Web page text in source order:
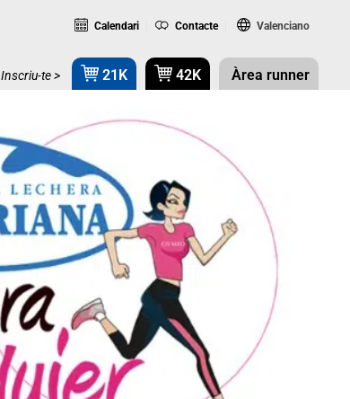
Calendari Contacte Valenciano
Inscriu-te > 21K 42K Àrea runner